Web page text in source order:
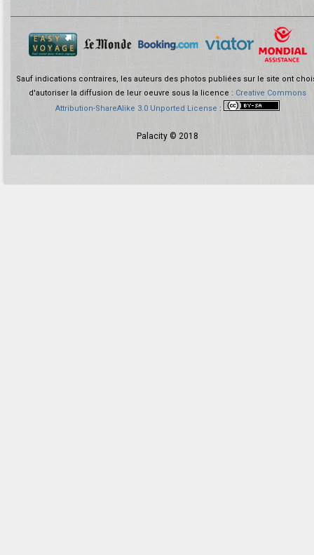
Sauf indications contraires, les auteurs des photos publiées sur le site ont
d'autoriser la diffusion de leur oeuvre sous la licence : Creative Commons
Attribution-ShareAlike 3.0 Unported License :
Palacity © 2018